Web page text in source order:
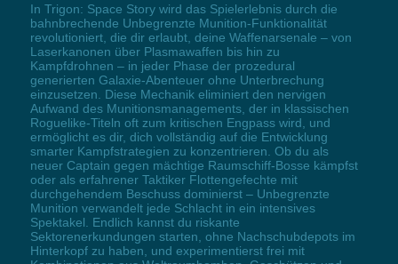
In Trigon: Space Story wird das Spielerlebnis durch die
bahnbrechende Unbegrenzte Munition-Funktionalität
revolutioniert, die dir erlaubt, deine Waffenarsenale – von
Laserkanonen über Plasmawaffen bis hin zu
Kampfdrohnen – in jeder Phase der prozedural
generierten Galaxie-Abenteuer ohne Unterbrechung
einzusetzen. Diese Mechanik eliminiert den nervigen
Aufwand des Munitionsmanagements, der in klassischen
Roguelike-Titeln oft zum kritischen Engpass wird, und
ermöglicht es dir, dich vollständig auf die Entwicklung
smarter Kampfstrategien zu konzentrieren. Ob du als
neuer Captain gegen mächtige Raumschiff-Bosse kämpfst
oder als erfahrener Taktiker Flottengefechte mit
durchgehendem Beschuss dominierst – Unbegrenzte
Munition verwandelt jede Schlacht in ein intensives
Spektakel. Endlich kannst du riskante
Sektorenerkundungen starten, ohne Nachschubdepots im
Hinterkopf zu haben, und experimentierst frei mit